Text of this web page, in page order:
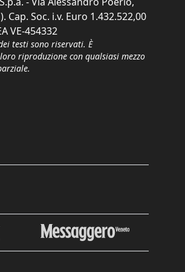
Cap. Soc. i.v. Euro 1.432.522,00
VE-454332
testi sono riservati. È
riproduzione con qualsiasi mezzo